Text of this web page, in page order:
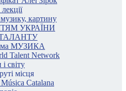
картину
УКРАЇНИ
МУЗИКА
Talent Network
світу
місця
Catalana